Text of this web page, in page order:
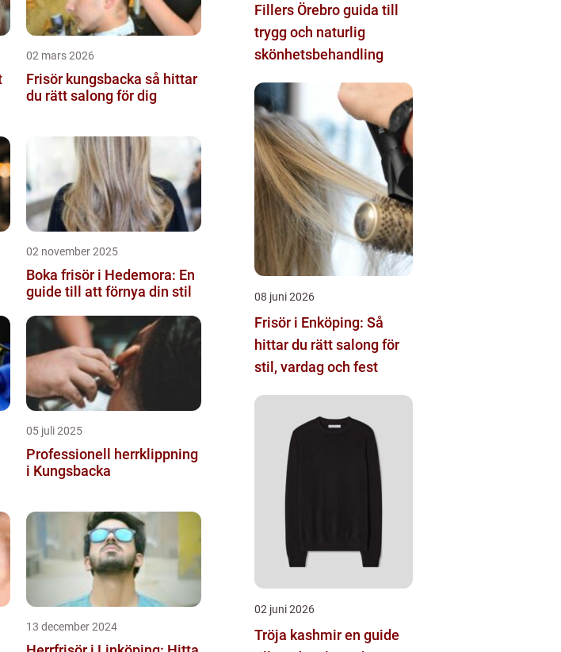
02 mars 2026
Frisör kungsbacka så hittar
du rätt salong för dig
02 november 2025
Boka frisör i Hedemora: En
guide till att förnya din stil
05 juli 2025
Professionell herrklippning
i Kungsbacka
13 december 2024
Fillers Örebro guida till
trygg och naturlig
skönhetsbehandling
08 juni 2026
Frisör i Enköping: Så
hittar du rätt salong för
stil, vardag och fest
02 juni 2026
Tröja kashmir en guide